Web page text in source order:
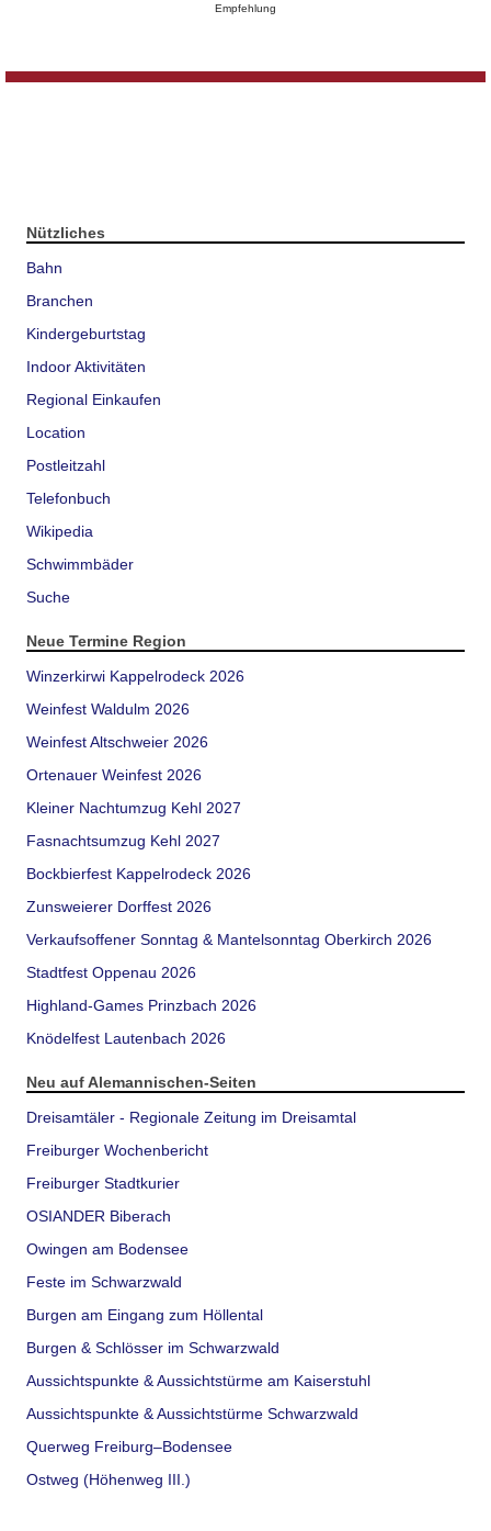
Empfehlung
Nützliches
Bahn
Branchen
Kindergeburtstag
Indoor Aktivitäten
Regional Einkaufen
Location
Postleitzahl
Telefonbuch
Wikipedia
Schwimmbäder
Suche
Neue Termine Region
Winzerkirwi Kappelrodeck 2026
Weinfest Waldulm 2026
Weinfest Altschweier 2026
Ortenauer Weinfest 2026
Kleiner Nachtumzug Kehl 2027
Fasnachtsumzug Kehl 2027
Bockbierfest Kappelrodeck 2026
Zunsweierer Dorffest 2026
Verkaufsoffener Sonntag & Mantelsonntag Oberkirch 2026
Stadtfest Oppenau 2026
Highland-Games Prinzbach 2026
Knödelfest Lautenbach 2026
Neu auf Alemannischen-Seiten
Dreisamtäler - Regionale Zeitung im Dreisamtal
Freiburger Wochenbericht
Freiburger Stadtkurier
OSIANDER Biberach
Owingen am Bodensee
Feste im Schwarzwald
Burgen am Eingang zum Höllental
Burgen & Schlösser im Schwarzwald
Aussichtspunkte & Aussichtstürme am Kaiserstuhl
Aussichtspunkte & Aussichtstürme Schwarzwald
Querweg Freiburg–Bodensee
Ostweg (Höhenweg III.)